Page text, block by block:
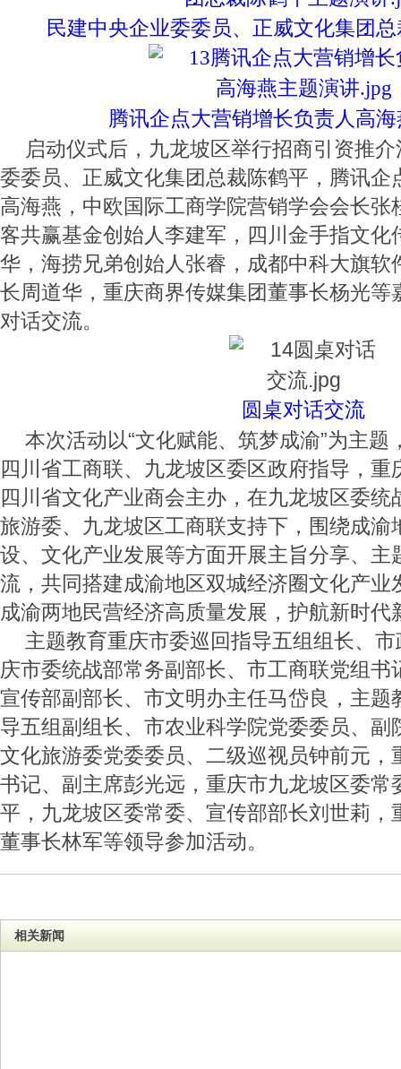
民建中央企业委委员、正威文化集团
腾讯企点大营销增长负责人高
启动仪式后，九龙坡区举行招商引资推
委委员、正威文化集团总裁陈鹤平，腾讯企
高海燕，中欧国际工商学院营销学会会长张
客共赢基金创始人李建军，四川金手指文化
华，海捞兄弟创始人张睿，成都中科大旗软
长周道华，重庆商界传媒集团董事长杨光等
对话交流。
圆桌对话交流
本次活动以“文化赋能、筑梦成渝”为主题
四川省工商联、九龙坡区委区政府指导，重
四川省文化产业商会主办，在九龙坡区委统
旅游委、九龙坡区工商联支持下，围绕成渝
设、文化产业发展等方面开展主旨分享、主
流，共同搭建成渝地区双城经济圈文化产业
成渝两地民营经济高质量发展，护航新时代
主题教育重庆市委巡回指导五组组长、
庆市委统战部常务副部长、市工商联党组书
宣传部副部长、市文明办主任马岱良，主题
导五组副组长、市农业科学院党委委员、副
文化旅游委党委委员、二级巡视员钟前元，
书记、副主席彭光远，重庆市九龙坡区委常
平，九龙坡区委常委、宣传部部长刘世莉，
董事长林军等领导参加活动。
相关新闻